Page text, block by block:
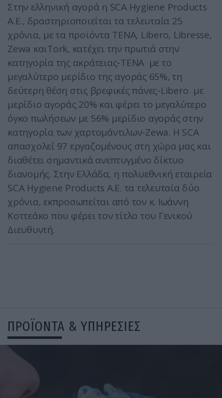
Στην ελληνική αγορά η SCA Hygiene Products
A.E., δραστηριοποιείται τα τελευταία 25
χρόνια, με τα προϊόντα TENA, Libero, Libresse,
Zewa καιTork, κατέχει την πρωτιά στην
κατηγορία της ακράτειας-ΤΕΝΑ με το
μεγαλύτερο μερίδιο της αγοράς 65%, τη
δεύτερη θέση στις βρεφικές πάνες-Libero με
μερίδιο αγοράς 20% και φέρει το μεγαλύτερο
όγκο πωλήσεων με 56% μερίδιο αγοράς στην
κατηγορία των χαρτομάντιλων-Zewa. Η SCA
απασχολεί 97 εργαζομένους στη χώρα μας και
διαθέτει σημαντικά ανεπτυγμένο δίκτυο
διανομής. Στην Ελλάδα, η πολυεθνική εταιρεία
SCA Hygiene Products Α.Ε. τα τελευταία δύο
χρόνια, εκπροσωπείται από τον κ. Ιωάννη
Κοττεάκο που φέρει τον τίτλο του Γενικού
Διευθυντή.
ΠΡΟΪΟΝΤΑ & ΥΠΗΡΕΣΙΕΣ